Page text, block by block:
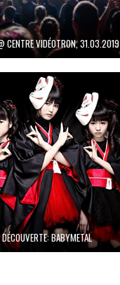
CENTRE VIDÉOTRON, 31.03.2019
DÉCOUVERTE: BABYMETAL